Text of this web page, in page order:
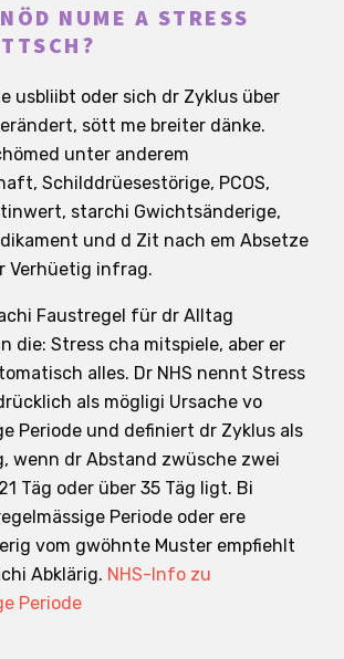
NUME A STRESS
usbliibt oder sich dr Zyklus über
sött me breiter dänke.
unter anderem
Schilddrüesestörige, PCOS,
starchi Gwichtsänderige,
und d Zit nach em Absetze
Verhüetig infrag.
Faustregel für dr Alltag
die: Stress cha mitspiele, aber er
alles. Dr NHS nennt Stress
als mögligi Ursache vo
Periode und definiert dr Zyklus als
wenn dr Abstand zwüsche zwei
Täg oder über 35 Täg ligt. Bi
Periode oder ere
vom gwöhnte Muster empfiehlt
Abklärig. NHS-Info zu
Periode